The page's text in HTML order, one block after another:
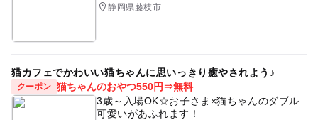
静岡県藤枝市
猫カフェでかわいい猫ちゃんに思いっきり癒やされよう♪
クーポン 猫ちゃんのおやつ550円⇒無料
3歳～入場OK☆お子さま×猫ちゃんのダブル
可愛いがあふれます！